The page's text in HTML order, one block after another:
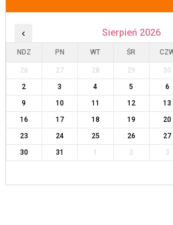
‹ Sierpień 2026
NDZ PN WT ŚR
26 27 28 29 30
2
3 4 5 6
9
10 11 12 13
16
17 18 19 20
23
24 25 26 27
30
31 1 2 3